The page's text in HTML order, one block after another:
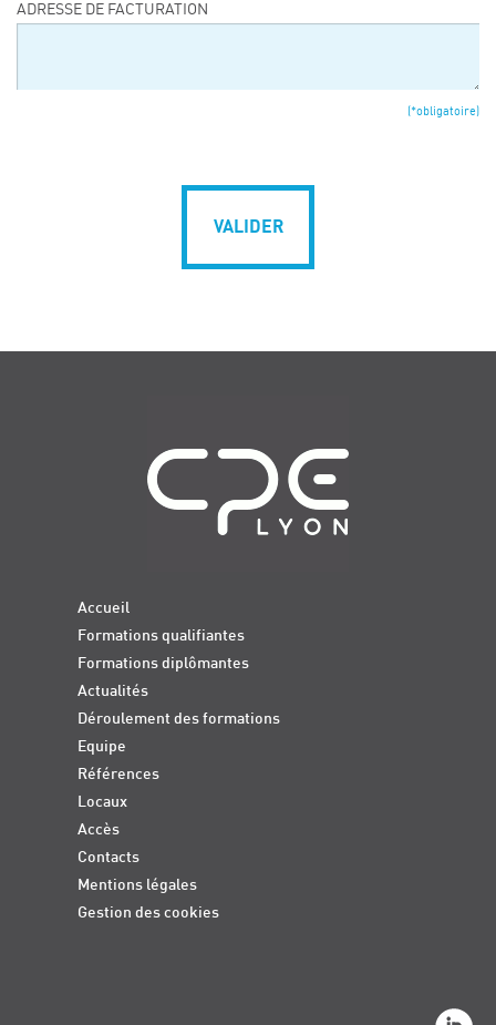
ADRESSE DE FACTURATION
(*obligatoire)
VALIDER
Accueil
Formations qualifiantes
Formations diplômantes
Actualités
Déroulement des formations
Equipe
Références
Locaux
Accès
Contacts
Mentions légales
Gestion des cookies